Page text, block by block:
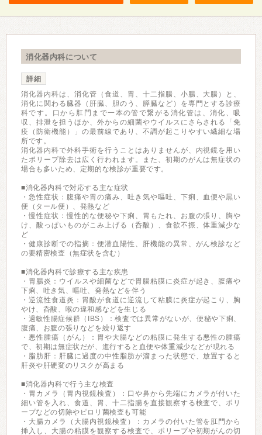
消化器内科について
詳細
消化器内科は、消化管（食道、胃、十二指腸、小腸、大腸）と、
消化に関わる臓器（肝臓、胆のう、膵臓など）を専門とする診療
科です。口から肛門まで一本の管で繋がる消化管は、消化、吸
収、排泄を担うほか、外からの細菌やウイルスにさらされる「免
疫（防衛機能）」の最前線であり、不調が起こりやすい繊細な場
所です。
消化器内科で外科手術を行うことはありませんが、内視鏡を用い
たポリープ除去は広く行われます。また、初期のがんは無症状の
場合も多いため、定期的な検診が重要です。
■消化器内科で対応する主な症状
・急性症状：腹痛や胃の痛み、吐き気や嘔吐、下痢、血便や黒い
便（タール便）、発熱など
・慢性症状：慢性的な便秘や下痢、胃もたれ、お腹の張り、胸や
け、酸っぱいものがこみ上げる（呑酸）、食欲不振、体重減少な
ど
・健康診断での指摘：便潜血陽性、肝機能の異常、がん検診など
の要精密検査（無症状を含む）
■消化器内科で診療する主な疾患
・胃腸炎：ウイルスや細菌などで胃腸粘膜に炎症が起き、腹痛や
下痢、吐き気、嘔吐、発熱などを伴う
・逆流性食道炎：胃酸が食道に逆流して粘膜に炎症が起こり、胸
やけ、呑酸、喉の違和感などを生じる
・過敏性腸症候群（IBS）：検査では異常がないが、便秘や下痢、
腹痛、お腹の張りなどを繰り返す
・悪性腫瘍（がん）：胃や大腸などの粘膜に発生する悪性の腫瘍
で、初期は無症状だが、進行すると血便や体重減少などが現れる
・脂肪肝：肝臓に過度の中性脂肪が溜まった状態で、放置すると
肝炎や肝硬変のリスクが高まる
■消化器内科で行う主な検査
・胃カメラ（胃内視鏡検査）：口や鼻から先端にカメラが付いた
細い管を入れ、食道、胃、十二指腸を直接観察する検査で、ポリ
ープなどの切除やピロリ菌検査も可能
・大腸カメラ（大腸内視鏡検査）：カメラの付いた管を肛門から
挿入し、大腸の粘膜を観察する検査で、ポリープや初期がんの切